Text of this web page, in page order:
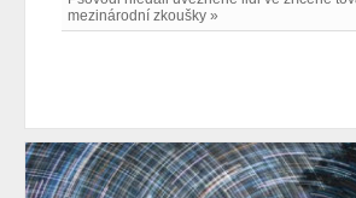
mezinárodní zkoušky »